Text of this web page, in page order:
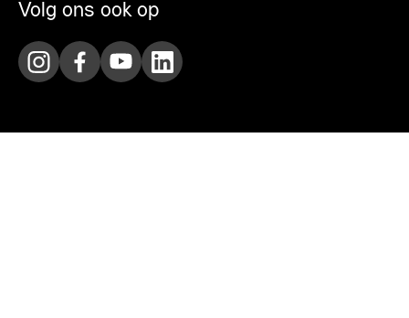
Volg ons ook op